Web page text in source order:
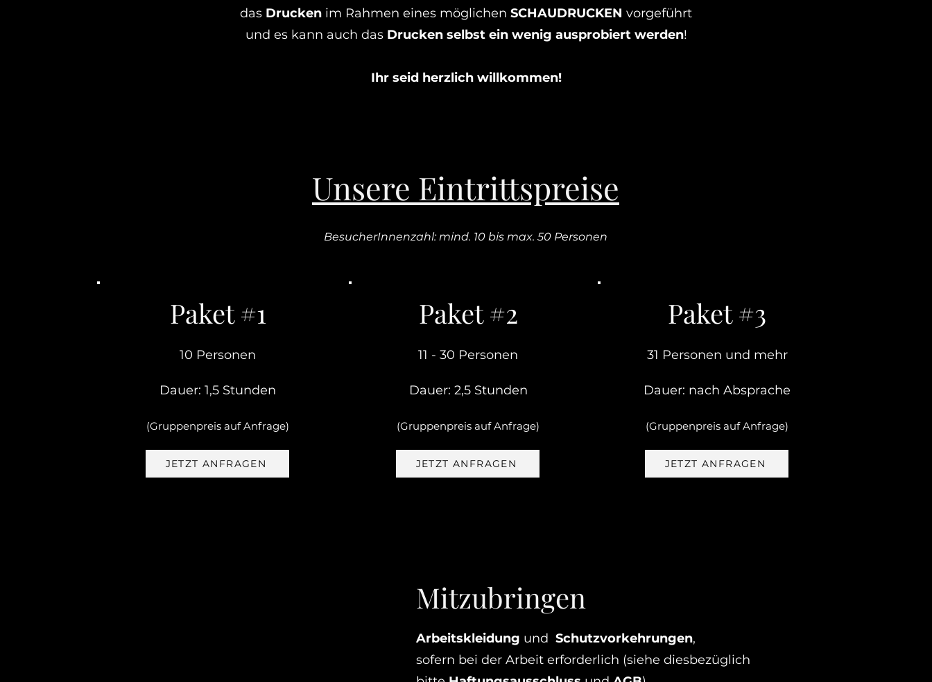
das Drucken im Rahmen eines möglichen SCHAUDRUCKEN vorgeführt
und es kann auch das Drucken selbst ein wenig ausprobiert werden!
Ihr seid herzlich willkommen!
Unsere Eintrittspreise
BesucherInnenzahl: mind. 10 bis max. 50 Personen
Paket #1
10 Personen
Dauer: 1,5 Stunden
(Gruppenpreis auf Anfrage)
JETZT ANFRAGEN
Paket #2
11 - 30 Personen
Dauer: 2,5 Stunden
(Gruppenpreis auf Anfrage)
JETZT ANFRAGEN
Paket #3
31 Personen und mehr
Dauer: nach Absprache
(Gruppenpreis auf Anfrage)
JETZT ANFRAGEN
Mitzubringen
Arbeitskleidung und Schutzvorkehrungen,
sofern bei der Arbeit erforderlich (siehe diesbezüglich